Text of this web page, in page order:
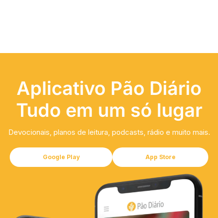
Aplicativo Pão Diário
Tudo em um só lugar
Devocionais, planos de leitura, podcasts, rádio e muito mais.
Google Play App Store